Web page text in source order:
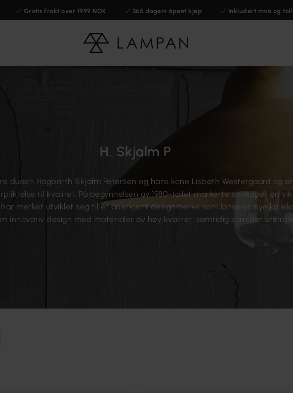
Gratis frakt over 1999 NOK 365 dagers åpent kjøp Inkludert mva og toll
H. Skjalm P
duoen Hagbarth Skjalm Petersen og hans kone Lisbeth Westergaard og
til kvalitet. På begynnelsen av 1980-tallet markerte selskapet en
merket utviklet seg til et anerkjent designmerke som lanserer nye
innovativ design med materialer av høy kvalitet, samtidig som det